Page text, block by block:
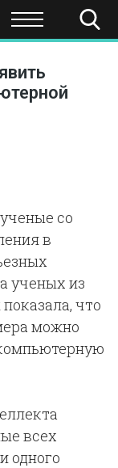
НАУКА И
со
в
ученых из
что
можно
всех
одного